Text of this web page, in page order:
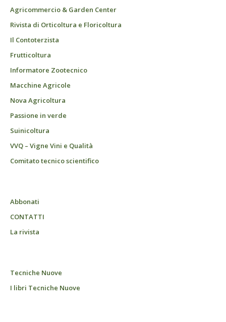
Agricommercio & Garden Center
Rivista di Orticoltura e Floricoltura
Il Contoterzista
Frutticoltura
Informatore Zootecnico
Macchine Agricole
Nova Agricoltura
Passione in verde
Suinicoltura
VVQ – Vigne Vini e Qualità
Comitato tecnico scientifico
Abbonati
CONTATTI
La rivista
Tecniche Nuove
I libri Tecniche Nuove